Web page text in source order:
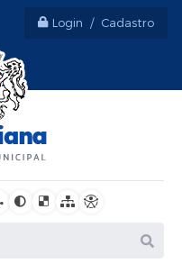
Login / Cadastro